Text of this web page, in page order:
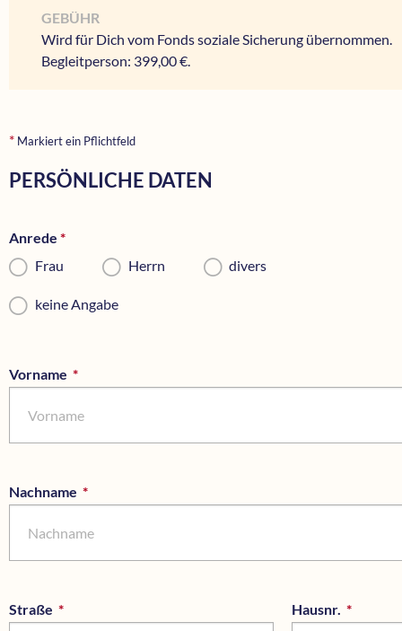
GEBÜHR
Wird für Dich vom Fonds soziale Sicherung übernommen.
Begleitperson: 399,00 €.
* Markiert ein Pflichtfeld
PERSÖNLICHE DATEN
Anrede *
Frau
Herrn divers
keine Angabe
Vorname *
Nachname *
Straße * Hausnr.*